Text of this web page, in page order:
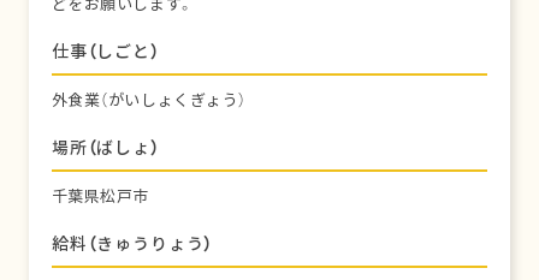
どをお願いします。
仕事（しごと）
外食業（がいしょくぎょう）
場所（ばしょ）
千葉県松戸市
給料（きゅうりょう）